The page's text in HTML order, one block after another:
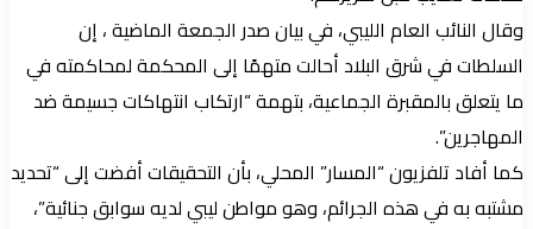
وقال النائب العام الليبي، في بيان صدر الجمعة الماضية ، إن
السلطات في شرق البلاد أحالت متهمًا إلى المحكمة لمحاكمته في
ما يتعلق بالمقبرة الجماعية، بتهمة “ارتكاب انتهاكات جسيمة ضد
المهاجرين”.
كما أفاد تلفزيون “المسار” المحلي، بأن التحقيقات أفضت إلى “تحديد
مشتبه به في هذه الجرائم، وهو مواطن ليبي لديه سوابق جنائية”،